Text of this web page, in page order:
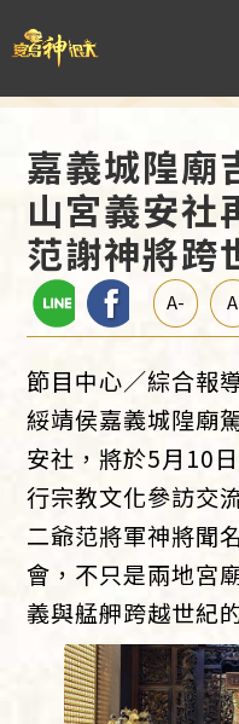
嘉義城隍廟
山宮義安
范謝神將跨
A- A
節目中心／綜合報
綏靖侯嘉義城隍廟
安社，將於5月10
行宗教文化參訪交
二爺范將軍神將聞
會，不只是兩地宮
義與艋舺跨越世紀